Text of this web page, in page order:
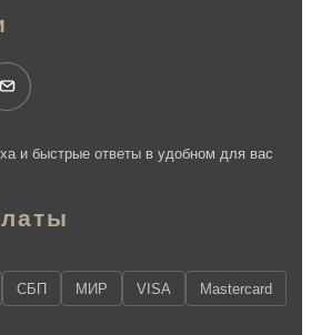
СБП МИР VISA Mastercard
и быстрые ответы в удобном для вас